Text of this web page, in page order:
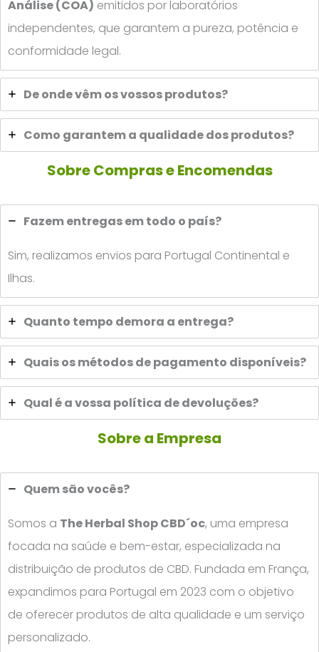
Análise (COA) emitidos por laboratórios
independentes, que garantem a pureza, potência e
conformidade legal.
De onde vêm os vossos produtos?
Como garantem a qualidade dos produtos?
Sobre Compras e Encomendas
Fazem entregas em todo o país?
Sim, realizamos envios para Portugal Continental e
Ilhas.
Quanto tempo demora a entrega?
Quais os métodos de pagamento disponíveis?
Qual é a vossa política de devoluções?
Sobre a Empresa
Quem são vocês?
Somos a The Herbal Shop CBD´oc, uma empresa
focada na saúde e bem-estar, especializada na
distribuição de produtos de CBD. Fundada em França,
expandimos para Portugal em 2023 com o objetivo
de oferecer produtos de alta qualidade e um serviço
personalizado.